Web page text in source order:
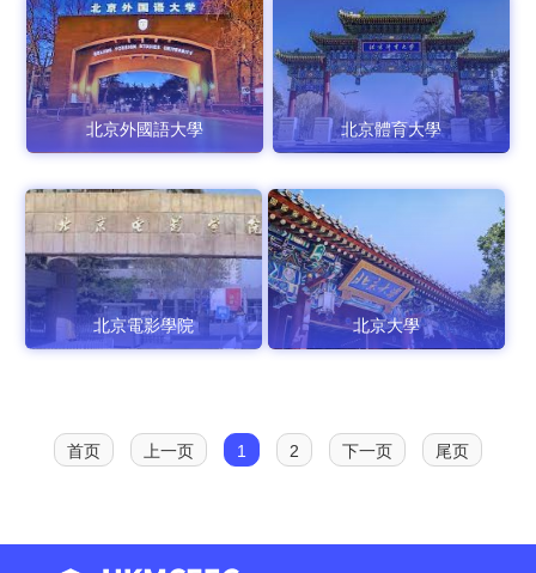
北京外國語大學 北京體育大學
北京電影學院 北京大學
首页 上一页 1 2 下一页 尾页